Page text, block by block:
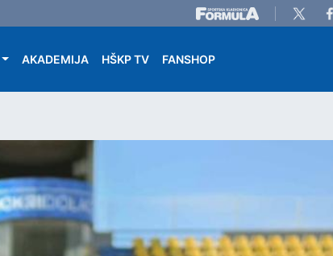
AKADEMIJA HŠKP TV FANSHOP